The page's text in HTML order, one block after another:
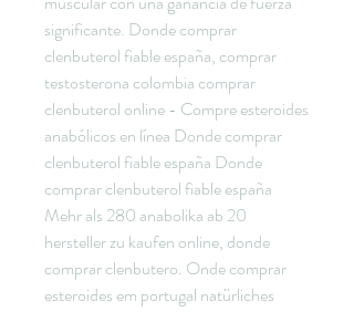
significante. Donde comprar
clenbuterol fiable españa, comprar
testosterona colombia comprar
clenbuterol online - Compre esteroides
anabólicos en línea Donde comprar
clenbuterol fiable españa Donde
comprar clenbuterol fiable españa
Mehr als 280 anabolika ab 20
hersteller zu kaufen online, donde
comprar clenbutero. Onde comprar
esteroides em portugal natürliches